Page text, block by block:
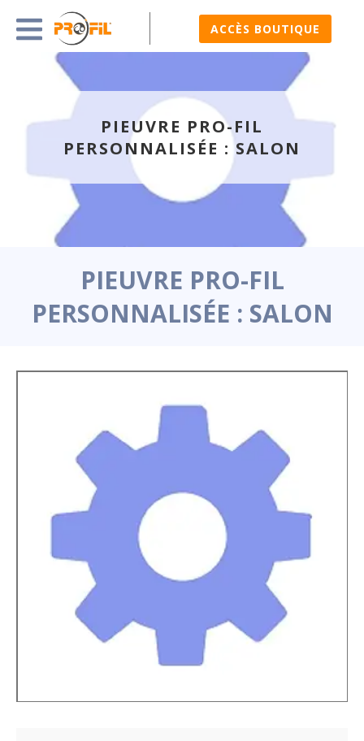
ACCÈS BOUTIQUE
PIEUVRE PRO-FIL
PERSONNALISÉE : SALON
PIEUVRE PRO-FIL
PERSONNALISÉE : SALON